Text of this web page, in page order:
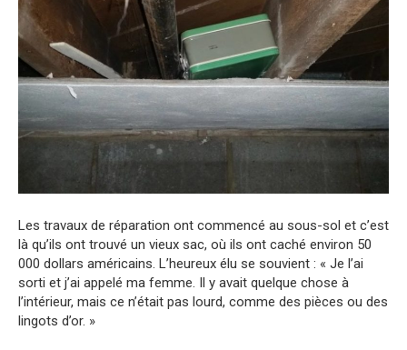
Les travaux de réparation ont commencé au sous-sol et c’est
là qu’ils ont trouvé un vieux sac, où ils ont caché environ 50
000 dollars américains. L’heureux élu se souvient : « Je l’ai
sorti et j’ai appelé ma femme. Il y avait quelque chose à
l’intérieur, mais ce n’était pas lourd, comme des pièces ou des
lingots d’or. »